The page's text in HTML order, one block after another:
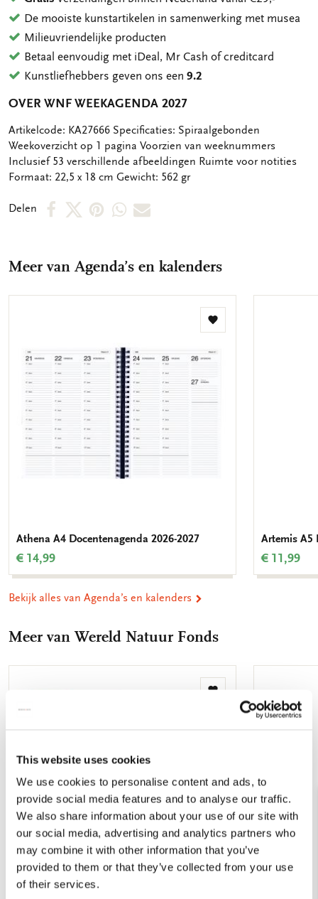
This website uses cookies
We use cookies to personalise content and ads, to
provide social media features and to analyse our traffic.
We also share information about your use of our site with
our social media, advertising and analytics partners who
may combine it with other information that you’ve
provided to them or that they’ve collected from your use
of their services.
De mooiste kunstartikelen in samenwerking met musea
Milieuvriendelijke producten
Betaal eenvoudig met iDeal, Mr Cash of creditcard
Kunstliefhebbers geven ons een9.2
OVER WNF WEEKAGENDA 2027
OMSCHRIJVING
Artikelcode: KA27666 Specificaties: Spiraalgebonden
Weekoverzicht op 1 pagina Voorzien van weeknummers
Inclusief 53 verschillende afbeeldingen Ruimte voor notities
Formaat: 22,5 x 18 cm Gewicht: 562 gr
Delen
DeelDeelDeelDeelDeel
mail
Meer van Agenda’s en kalenders
Toevoegen
verlanglijst
Athena A4 Docentenagenda 2026-2027
€ 14,99
Artemis A5
€ 11,99
Bekijk alles van Agenda’s en kalenders
Meer van Wereld Natuur Fonds
verlanglijst